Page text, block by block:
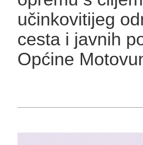
učinkovitijeg
cesta i javnih
Općine